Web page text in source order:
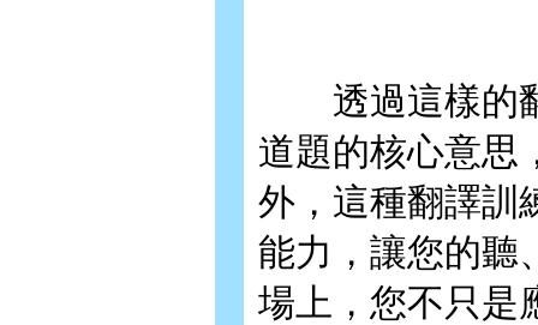
透過這樣的翻
道題的核心意思
外，這種翻譯訓
能力，讓您的聽
場上，您不只是